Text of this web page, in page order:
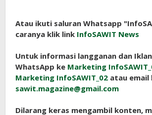
Atau ikuti saluran Whatsapp
caranya klik link InfoSAWIT News
Untuk informasi langganan dan
WhatsApp ke Marketing
Marketing InfoSAWIT_02 atau email
sawit.magazine@gmail.com
Dilarang keras mengambil konten,